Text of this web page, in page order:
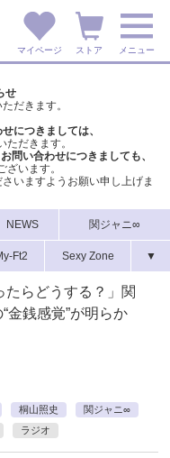
マイページ ストア メニュー
せ
だきます。
につきましては、
ただきます。
お問い合わせにつきましても、
ざいます。
いますようお願い申し上げま
NEWS 関ジャニ∞
Ft2 Sexy Zone ▼
たらどうする？」関
金銭感覚”が明らか
桐山照史
関ジャニ∞
ラジオ